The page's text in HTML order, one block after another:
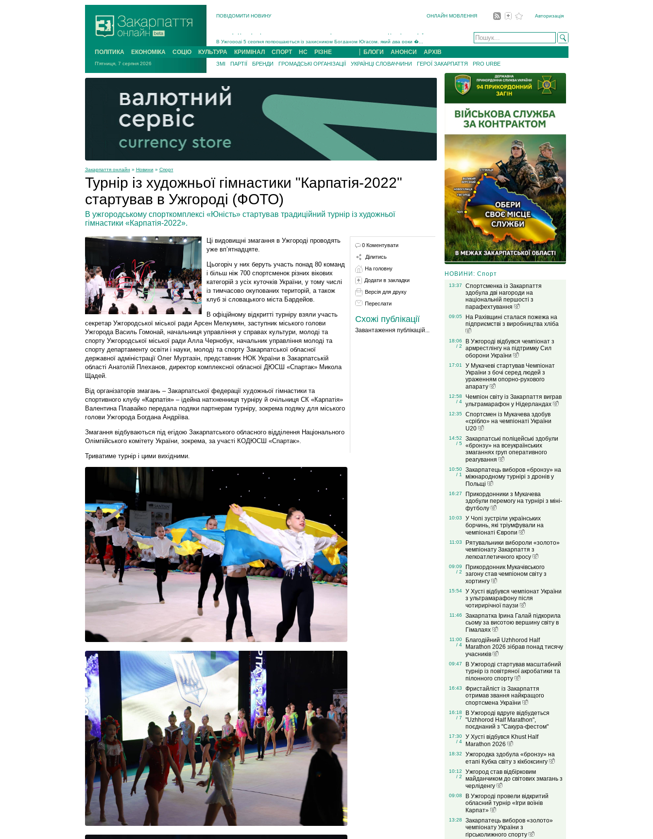
ПОВІДОМИТИ НОВИНУ ОНЛАЙН МОВЛЕННЯ Авторизація
Інструктора районного ТЦК на Закарпатті судитимуть за обвинуваченням у катув...
Підтвердили загибель захисника із Нанкова на Хустщині Юліана Гербея (ФОТО)[/gree...
На війні з рф поліг військовий з Виноградова Ігнат Роздяловський (ФОТО)...
На Хустщині внаслідок ДТП за участі трьох авто постраждали 13 людей (ФОТО)...
Інструктора районного ТЦК на Закарпатті судитимуть за обвинувачен...
ПОЛІТИКА ЕКОНОМІКА СОЦІО КУЛЬТУРА КРИМІНАЛ СПОРТ НС РІЗНЕ БЛОГИ АНОНСИ АРХІВ
П'ятниця, 7 серпня 2026 ЗМІ ПАРТІЇ БРЕНДИ ГРОМАДСЬКІ ОРГАНІЗАЦІЇ УКРАЇНЦІ СЛОВАЧЧИНИ ГЕРОЇ ЗАКАРПАТТЯ PRO URBE
Закарпаття онлайн » Новини » Спорт
Турнір із художньої гімнастики "Карпатія-2022"
стартував в Ужгороді (ФОТО)
В ужгородському спорткомплексі «Юність» стартував традиційний турнір із художньої
гімнастики «Карпатія-2022».
Ці видовищні змагання в Ужгороді проводять
уже вп’ятнадцяте.
Цьогоріч у них беруть участь понад 80 команд
і більш ніж 700 спортсменок різних вікових
категорій з усіх куточків України, у тому числі
із тимчасово окупованих територій, а також
клуб зі словацького міста Бардейов.
В офіційному відкритті турніру взяли участь
секретар Ужгородської міської ради Арсен Мелкумян, заступник міського голови
Ужгорода Василь Гомонай, начальниця управління у справах культури, молоді та
спорту Ужгородської міської ради Алла Чернобук, начальник управління молоді та
спорту департаменту освіти і науки, молоді та спорту Закарпатської обласної
державної адміністрації Олег Муртазін, представник НОК України в Закарпатській
області Анатолій Плеханов, директор комплексної обласної ДЮСШ «Спартак» Микола
Щадей.
Від організаторів змагань – Закарпатської федерації художньої гімнастики та
спортивного клубу «Карпатія» – ідейна натхненниця турніру й очільниця СК «Карпатія»
Валентина Плавайко передала подяки партнерам турніру, зокрема подяку для міського
голови Ужгорода Богдана Андріїва.
Змагання відбуваються під егідою Закарпатського обласного відділення Національного
Олімпійського комітету України, зокрема, за участі КОДЮСШ «Спартак».
Триватиме турнір і цими вихідними.
0 Коментувати
Ділитись
На головну
Додати в закладки
Версія для друку
Переслати
Схожі публікації
Завантаження публікацій...
НОВИНИ: Спорт
13:37
Спортсменка із Закарпаття
здобула дві нагороди на
національній першості з
парафехтування
09:05
На Рахівщині сталася пожежа на
підприємстві з виробництва хліба
18:06
/ 2
В Ужгороді відбувся чемпіонат з
армрестлінгу на підтримку Сил
оборони України
17:01
У Мукачеві стартував Чемпіонат
України з бочі серед людей з
ураженням опорно-рухового
апарату
12:58
/ 4
Чемпіон світу із Закарпаття виграв
ультрамарафон у Нідерландах
12:35
Спортсмен із Мукачева здобув
«срібло» на чемпіонаті України
U20
14:52
/ 5
Закарпатські поліцейські здобули
«бронзу» на всеукраїнських
змаганнях груп оперативного
реагування
10:50
/ 1
Закарпатець виборов «бронзу» на
міжнародному турнірі з дронів у
Польщі
16:27
Прикордонники з Мукачева
здобули перемогу на турнірі з міні-
футболу
10:03
У Чопі зустріли українських
борчинь, які тріумфували на
чемпіонаті Європи
11:03
Рятувальники вибороли «золото»
чемпіонату Закарпаття з
легкоатлетичного кросу
09:09
/ 2
Прикордонник Мукачівського
загону став чемпіоном світу з
хортингу
15:54
У Хусті відбувся чемпіонат України
з ультрамарафону після
чотирирічної паузи
11:46
Закарпатка Ірина Галай підкорила
сьому за висотою вершину світу в
Гімалаях
11:00
/ 4
Благодійний Uzhhorod Half
Marathon 2026 зібрав понад тисячу
учасників
09:47
В Ужгороді стартував масштабний
турнір із повітряної акробатики та
пілонного спорту
16:43
Фристайліст із Закарпаття
отримав звання найкращого
спортсмена України
16:18
/ 7
В Ужгороді вдруге відбудеться
"Uzhhorod Half Marathon",
поєднаний з "Сакура-фестом"
17:30
/ 4
У Хусті відбувся Khust Half
Marathon 2026
18:32
Ужгородка здобула «бронзу» на
етапі Кубка світу з кікбоксингу
10:12
/ 2
Ужгород став відбірковим
майданчиком до світових змагань з
черліденгу
09:08
В Ужгороді провели відкритий
обласний турнір «Ігри воїнів
Карпат»
13:28
Закарпатець виборов «золото»
чемпіонату України з
гірськолижного спорту